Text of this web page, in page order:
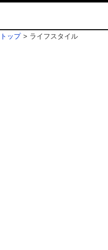
トップ ライフスタイル